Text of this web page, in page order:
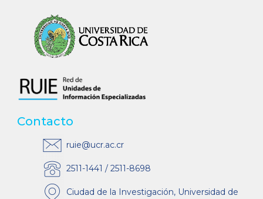
Contacto
ruie@ucr.ac.cr
2511-1441 / 2511-8698
Ciudad de la Investigación, Universidad de